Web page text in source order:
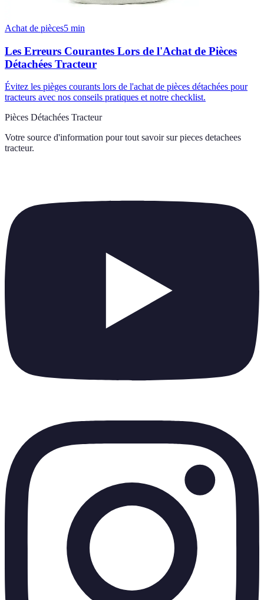
Achat de pièces5 min
Les Erreurs Courantes Lors de l'Achat de Pièces
Détachées Tracteur
Évitez les pièges courants lors de l'achat de pièces détachées pour
tracteurs avec nos conseils pratiques et notre checklist.
Pièces Détachées Tracteur
Votre source d'information pour tout savoir sur pieces detachees
tracteur.